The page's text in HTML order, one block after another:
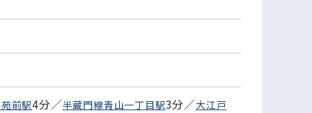
前駅4分／半蔵門線青山一丁目駅3分／大江戸